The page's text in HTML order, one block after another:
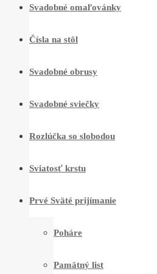
Svadobné omaľovánky
Čísla na stôl
Svadobné obrusy
Svadobné sviečky
Rozlúčka so slobodou
Sviatosť krstu
Prvé Sväté prijímanie
Poháre
Pamätný list